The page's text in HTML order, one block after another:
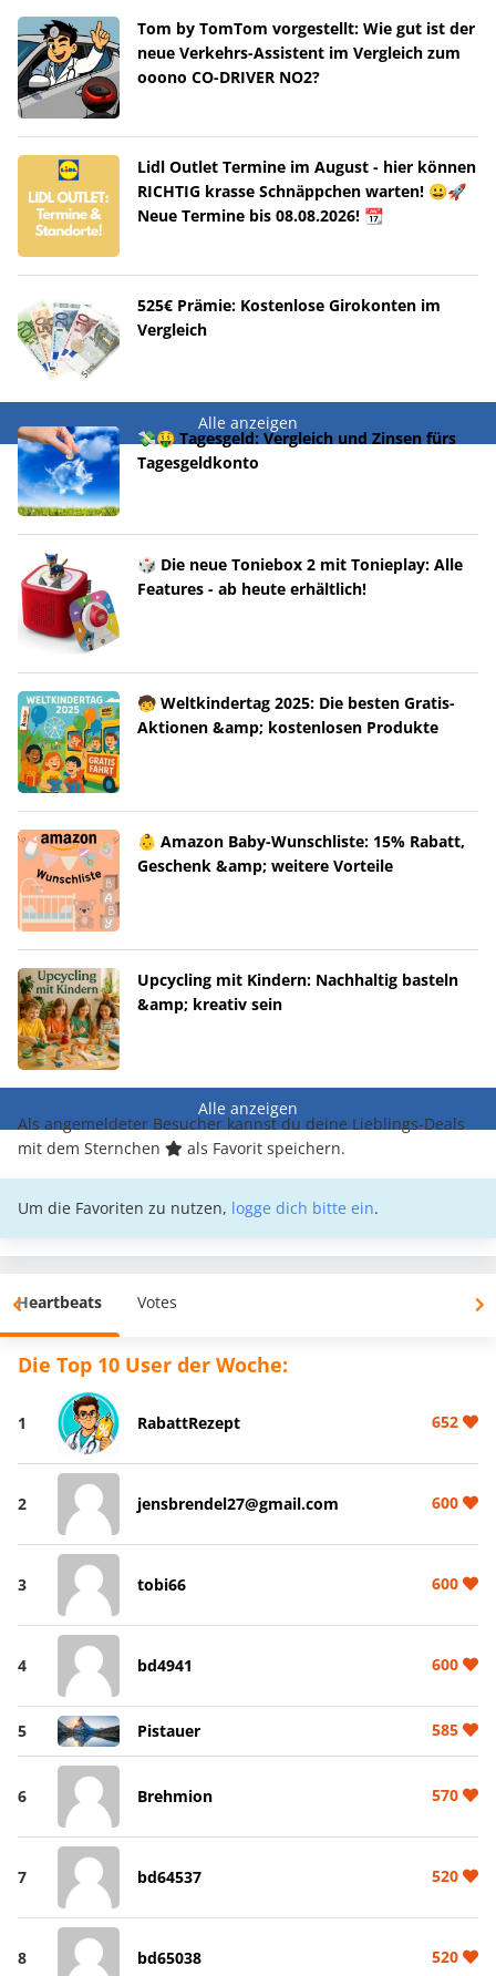
Tom by TomTom vorgestellt: Wie gut ist der
neue Verkehrs-Assistent im Vergleich zum
ooono CO-DRIVER NO2?
Lidl Outlet Termine im August - hier können
RICHTIG krasse Schnäppchen warten! 😀🚀
Neue Termine bis 08.08.2026! 📆
525€ Prämie: Kostenlose Girokonten im
Vergleich
Alle anzeigen
💸🤑 Tagesgeld: Vergleich und Zinsen fürs
Tagesgeldkonto
🎲 Die neue Toniebox 2 mit Tonieplay: Alle
Features - ab heute erhältlich!
🧒 Weltkindertag 2025: Die besten Gratis-
Aktionen &amp; kostenlosen Produkte
👶 Amazon Baby-Wunschliste: 15% Rabatt,
Geschenk &amp; weitere Vorteile
Upcycling mit Kindern: Nachhaltig basteln
&amp; kreativ sein
Alle anzeigen
Als angemeldeter Besucher kannst du deine Lieblings-Deals
mit dem Sternchen
als Favorit speichern.
Um die Favoriten zu nutzen, logge dich bitte ein.
Heartbeats Votes
Die Top 10 User der Woche:
1 RabattRezept 652
2 jensbrendel27@gmail.com 600
3 tobi66 600
4 bd4941 600
5 Pistauer 585
6 Brehmion 570
7 bd64537 520
8 bd65038 520